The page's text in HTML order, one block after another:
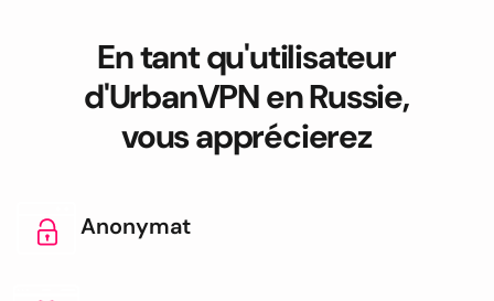
En tant qu'utilisateur
d'UrbanVPN en Russie,
vous apprécierez
Anonymat